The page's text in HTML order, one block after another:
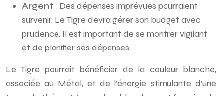
Argent : Des dépenses imprévues pourraient
survenir. Le Tigre devra gérer son budget avec
prudence. Il est important de se montrer vigilant
et de planifier ses dépenses.
Le Tigre pourrait bénéficier de la couleur blanche,
associée au Métal, et de l’énergie stimulante d’une